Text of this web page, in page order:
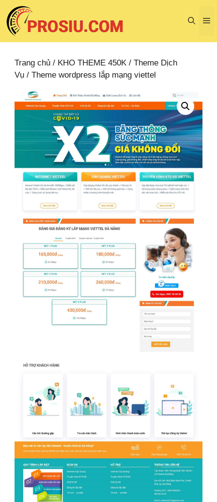
Chuyển
đến
nội
dung
Trang chủ / KHO THEME 450K / Theme Dịch
Vụ / Theme wordpress lắp mạng viettel